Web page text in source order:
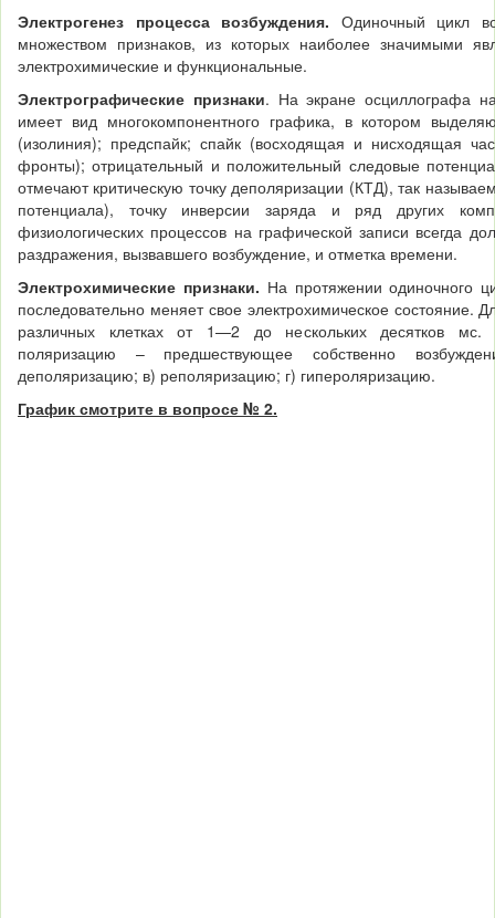
Электрогенез процесса возбуждения. Одиночный цикл
множеством признаков, из которых наиболее значимыми
электрохимические и функциональные.
Электрографические признаки. На экране осциллографа
имеет вид мно­гокомпонентного графика, в котором
(изолиния); предспайк; спайк (восходящая и нисходящая
фронты); отрицательный и положительный следовые
отмечают критическую точку деполяриза­ции (КТД), так
потенциала), точку инверсии заряда и ряд других
физиологических процессов на графической записи всегда
раздражения, вызвавшего возбуждение, и отметка времени.
Электрохимические признаки. На протяжении одиночного
последователь­но меняет свое электрохимическое состояние.
различных клетках от 1—2 до нескольких десятков мс.
поляризацию – предшествующее собственно
деполяризацию; в) реполяризацию; г) гипероляризацию.
График смотрите в вопросе № 2.